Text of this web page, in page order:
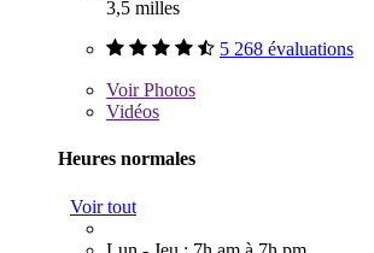
3,5 milles
5 268 évaluations
VoirPhotos
Vidéos
Heures normales
Voir tout